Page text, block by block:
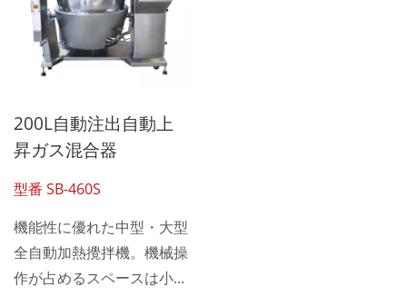
200L自動注出自動上
昇ガス混合器
型番 SB-460S
機能性に優れた中型・大型
全自動加熱攪拌機。機械操
作が占めるスペースは小さ